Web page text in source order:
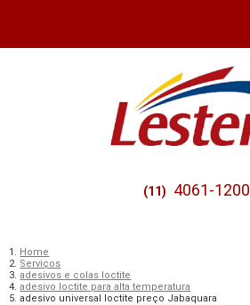
(11) 4061-1200
Home
Serviços
adesivos e colas loctite
adesivo loctite para alta temperatura
adesivo universal loctite preço Jabaquara